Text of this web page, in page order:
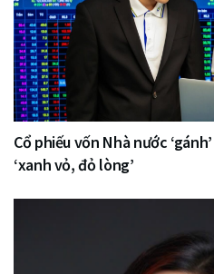
Cổ phiếu vốn Nhà nước
‘xanh vỏ, đỏ lòng’